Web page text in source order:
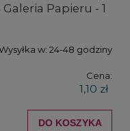
Papieru - 1
w: 24-48 godziny
Cena:
1,10 zł
DO KOSZYKA